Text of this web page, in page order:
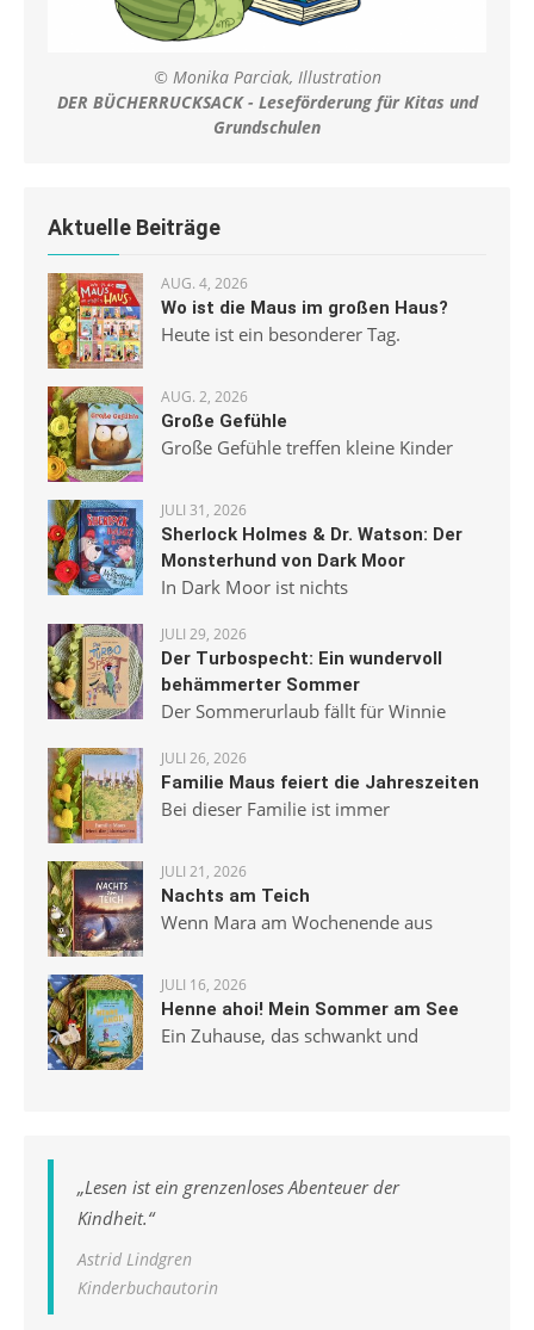
© Monika Parciak, Illustration
DER BÜCHERRUCKSACK - Leseförderung für Kitas und
Grundschulen
Aktuelle Beiträge
AUG. 4, 2026
Wo ist die Maus im großen Haus?
Heute ist ein besonderer Tag.
AUG. 2, 2026
Große Gefühle
Große Gefühle treffen kleine Kinder
JULI 31, 2026
Sherlock Holmes & Dr. Watson: Der
Monsterhund von Dark Moor
In Dark Moor ist nichts
JULI 29, 2026
Der Turbospecht: Ein wundervoll
behämmerter Sommer
Der Sommerurlaub fällt für Winnie
JULI 26, 2026
Familie Maus feiert die Jahreszeiten
Bei dieser Familie ist immer
JULI 21, 2026
Nachts am Teich
Wenn Mara am Wochenende aus
JULI 16, 2026
Henne ahoi! Mein Sommer am See
Ein Zuhause, das schwankt und
„Lesen ist ein grenzenloses Abenteuer der
Kindheit.“
Astrid Lindgren
Kinderbuchautorin